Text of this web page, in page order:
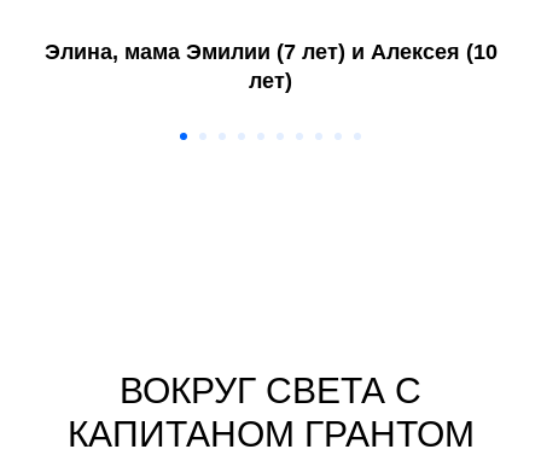
Элина, мама Эмилии (7 лет) и Алексея (10
лет)
ВОКРУГ СВЕТА С
КАПИТАНОМ ГРАНТОМ